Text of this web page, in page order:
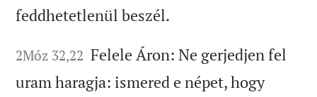
feddhetetlenül beszél.
2Móz 32,22 Felele Áron: Ne gerjedjen fel
uram haragja: ismered e népet, hogy